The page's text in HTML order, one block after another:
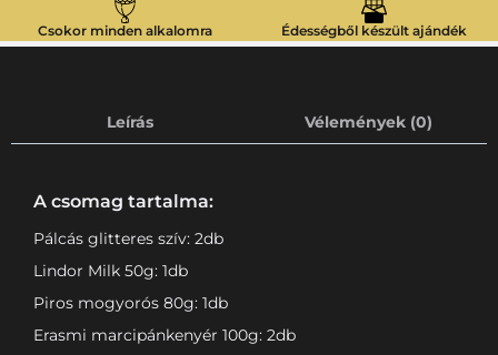
Csokor minden alkalomra Édességből készült ajándék
Leírás Vélemények (0)
A csomag tartalma:
Pálcás glitteres szív: 2db
Lindor Milk 50g: 1db
Piros mogyorós 80g: 1db
Erasmi marcipánkenyér 100g: 2db